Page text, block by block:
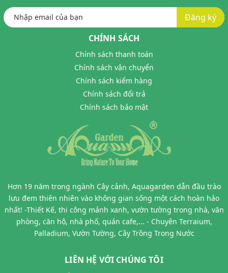
Đăng ký
CHÍNH SÁCH
Chính sách thanh toán
Chính sách vận chuyển
Chính sách kiểm hàng
Chính sách đổi trả
Chính sách bảo mật
Hơn 19 năm trong ngành Cây cảnh, Aquagarden dẫn đầu trào
lưu đem thiên nhiên vào không gian sống một cách hoàn hảo
nhất! -Thiết Kế, thi công mảnh xanh, vườn tường trong nhà, văn
phòng, căn hộ, nhà phố, quán cafe,... - Chuyên Terraium,
Palladium, Vườn Tường, Cây Trồng Trong Nước
LIÊN HỆ VỚI CHÚNG TÔI